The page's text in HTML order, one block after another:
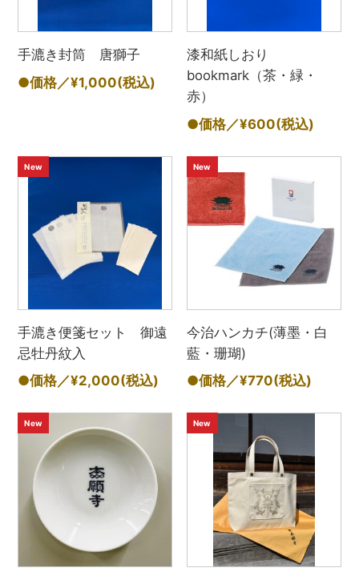
手漉き封筒 唐獅子
●価格／¥1,000(税込)
漆和紙しおり
bookmark（茶・緑・
赤）
●価格／¥600(税込)
New
手漉き便箋セット 御遠
忌牡丹紋入
●価格／¥2,000(税込)
New
今治ハンカチ(薄墨・白
藍・珊瑚)
●価格／¥770(税込)
New New